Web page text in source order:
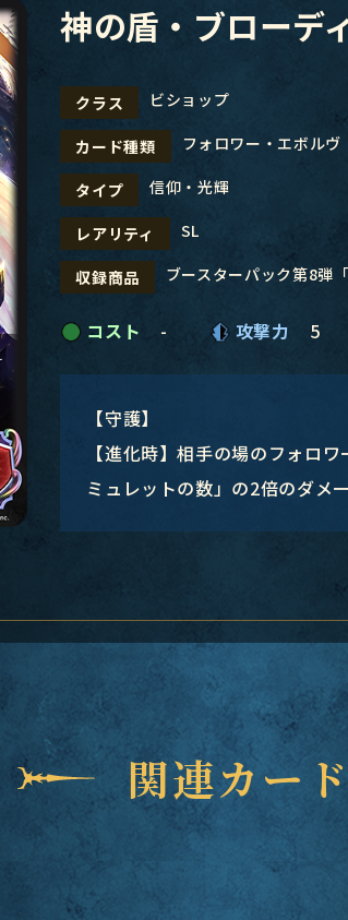
神の盾・ブローデ
クラス ビショップ
カード種類 フォロワー・エボルヴ
タイプ 信仰・光輝
レアリティ SL
収録商品 ブースターパック第8弾「
コスト - 攻撃力 5
【守護】
【進化時】相手の場のフォロ
ミュレットの数」の2倍のダメー
関連カード